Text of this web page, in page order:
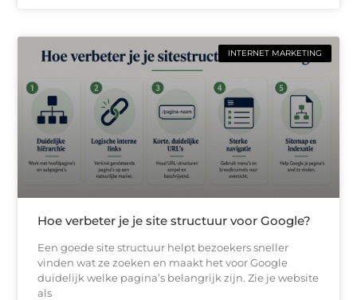
INTERNET MARKETING
Hoe verbeter je je site structuur voor Google?
Een goede site structuur helpt bezoekers sneller
vinden wat ze zoeken en maakt het voor Google
duidelijk welke pagina’s belangrijk zijn. Zie je website
als